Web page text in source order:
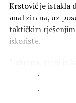
Krstović je istakla
analizirana, uz
taktičkim
iskoriste.
zahtjevna
u borbi za